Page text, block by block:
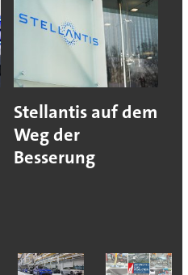
Stellantis auf dem
Weg der
Besserung